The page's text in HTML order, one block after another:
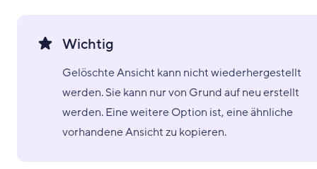
Wichtig
Gelöschte Ansicht kann nicht wiederhergestellt
werden. Sie kann nur von Grund auf neu erstellt
werden. Eine weitere Option ist, eine ähnliche
vorhandene Ansicht zu kopieren.